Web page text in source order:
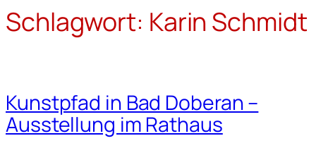
Schlagwort: Karin Schmidt
Kunstpfad in Bad Doberan –
Ausstellung im Rathaus